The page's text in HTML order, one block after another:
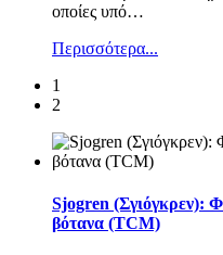
οποίες υπό…
Περισσότερα...
1
2
Sjogren (Σγιόγκρεν):
βότανα (TCM)